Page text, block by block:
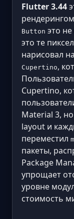
Flutter 3.44
Button это не
это те
нарисовал
Cupertino,
Cupertino,
Material 3,
layout и
переместил
пакеты,
Package
упрощает
уровне
стоимость